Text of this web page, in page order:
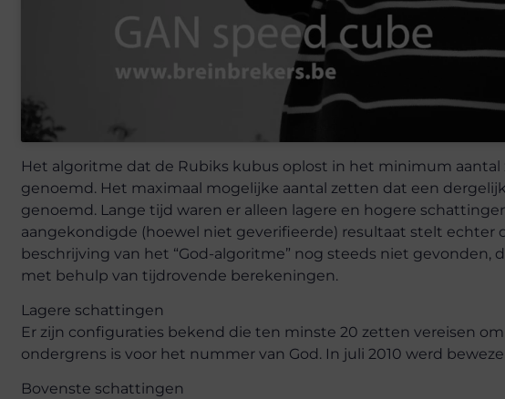
Het algoritme dat de Rubiks kubus oplost in het minimum
genoemd. Het maximaal mogelijke aantal zetten dat een
genoemd. Lange tijd waren er alleen lagere en hogere
aangekondigde (hoewel niet geverifieerde) resultaat stelt echter
beschrijving van het “God-algoritme” nog steeds niet
met behulp van tijdrovende berekeningen.
Lagere schattingen
Er zijn configuraties bekend die ten minste 20 zetten vereisen
ondergrens is voor het nummer van God. In juli 2010 werd
Bovenste schattingen